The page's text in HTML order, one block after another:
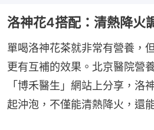
洛神花4搭配：清熱降火
單喝洛神花茶就非常有營養，
更有互補的效果。北京醫院營
「博禾醫生」網站上分享，洛
起沖泡，不僅能清熱降火，還